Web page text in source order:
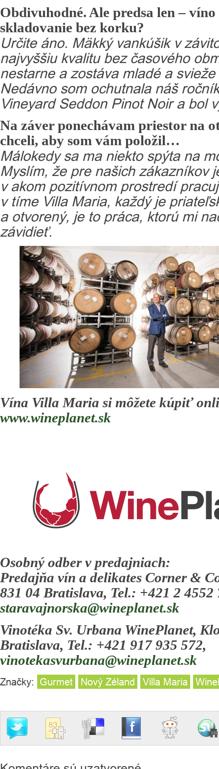
Obdivuhodné. Ale predsa len –
skladovanie bez korku?
Určite áno. Mäkký vankúšik v
najvyššiu kvalitu bez časového
nestarne a zostáva mladé a
Nedávno som ochutnala náš
Vineyard Seddon Pinot Noir a bol
Na záver ponechávam priestor na
chceli, aby som vám položil…
Málokedy sa ma niekto spýta na
Myslím, že pre našich zákazníkov
v akom pozitívnom prostredí
v tíme Villa Maria, každý je
a otvorený, je to práca, ktorú mi
závidieť.
Vína Villa Maria si môžete kúpiť
www.wineplanet.sk
Osobný odber v predajniach:
Predajňa vín a delikates Corner &
831 04 Bratislava, Tel.: +421 2 4552
staravajnorska@wineplanet.sk
Vinotéka Sv. Urbana WinePlanet,
Bratislava, Tel.: +421 917 935 572,
vinotekasvurbana@wineplanet.sk
Značky: Gurmet Nový Zéland Villa Maria